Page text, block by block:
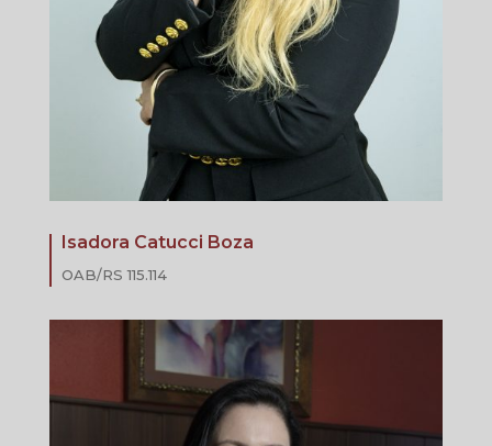
Isadora Catucci Boza
OAB/RS 115.114